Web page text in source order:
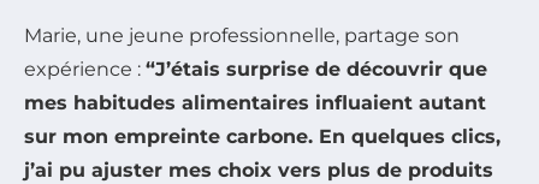
Marie, une jeune professionnelle, partage son
expérience : “J’étais surprise de découvrir que
mes habitudes alimentaires influaient autant
sur mon empreinte carbone. En quelques clics,
j’ai pu ajuster mes choix vers plus de produits